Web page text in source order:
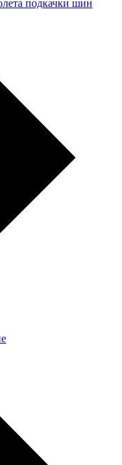
подкачки шин